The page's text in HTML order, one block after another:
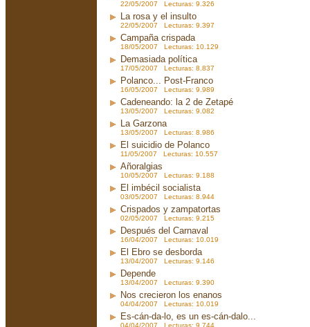
22/05/2007 Lecturas: 9.326
La rosa y el insulto
22/05/2007 Lecturas: 9.397
Campaña crispada
18/05/2007 Lecturas: 10.129
Demasiada política
17/05/2007 Lecturas: 8.837
Polanco... Post-Franco
16/05/2007 Lecturas: 9.989
Cadeneando: la 2 de Zetapé
13/05/2007 Lecturas: 9.082
La Garzona
13/05/2007 Lecturas: 8.986
El suicidio de Polanco
11/05/2007 Lecturas: 10.557
Añoralgias
10/05/2007 Lecturas: 9.188
El imbécil socialista
03/05/2007 Lecturas: 8.944
Crispados y zampatortas
02/05/2007 Lecturas: 9.215
Después del Carnaval
16/04/2007 Lecturas: 10.019
El Ebro se desborda
13/04/2007 Lecturas: 9.146
Depende
13/04/2007 Lecturas: 9.390
Nos crecieron los enanos
04/04/2007 Lecturas: 10.019
Es-cán-da-lo, es un es-cán-dalo...
04/04/2007 Lecturas: 9.744